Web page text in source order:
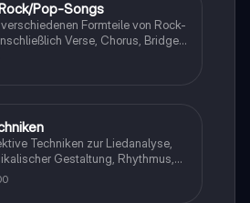
Pop-Songs
Formteile von Rock-
Verse, Chorus, Bridge
bietet eine klare
Strukturen und deren
Techniken zur Liedanalyse,
Gestaltung, Rhythmus,
Diese Anleitung bietet eine
zur Analyse von Liedern,